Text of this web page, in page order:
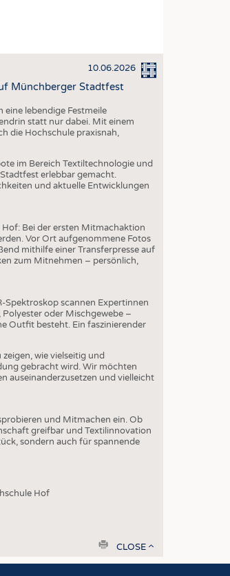
10.06.2026
Münchberger Stadtfest
lebendige Festmeile
statt nur dabei. Mit einem
die Hochschule praxisnah,
im Bereich Textiltechnologie und
erlebbar gemacht.
und aktuelle Entwicklungen
Bei der ersten Mitmachaktion
Vor Ort aufgenommene Fotos
mithilfe einer Transferpresse auf
zum Mitnehmen – persönlich,
Spektroskop scannen Expertinnen
oder Mischgewebe –
Outfit besteht. Ein faszinierender
wie vielseitig und
gebracht wird. Wir möchten
auseinanderzusetzen und vielleicht
und Mitmachen ein. Ob
greifbar und Textilinnovation
sondern auch für spannende
Hof
print
CLOSE